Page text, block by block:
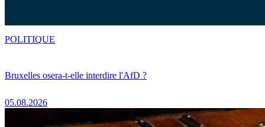
Bruxelles osera-t-elle interdire l'AfD ?
05.08.2026
POLITIQUE